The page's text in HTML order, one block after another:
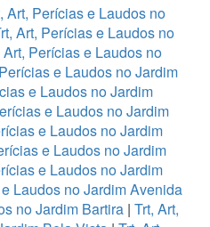
Art, Perícias e Laudos no
Art, Perícias e Laudos no
Art, Perícias e Laudos no
e Laudos no Jardim
e Laudos no Jardim
e Laudos no Jardim
e Laudos no Jardim
e Laudos no Jardim
e Laudos no Jardim
Laudos no Jardim Avenida
no Jardim Bartira| Trt, Art,